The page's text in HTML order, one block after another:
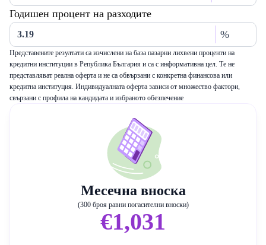
Годишен процент на разходите
%
Представените резултати са изчислени на база пазарни лихвени проценти на
кредитни институции в Република България и са с информативна цел. Те не
представляват реална оферта и не са обвързани с конкретна финансова или
кредитна институция. Индивидуалната оферта зависи от множество фактори,
свързани с профила на кандидата и избраното обезпечение
Месечна вноска
(300 броя равни погасителни вноски)
€1,031